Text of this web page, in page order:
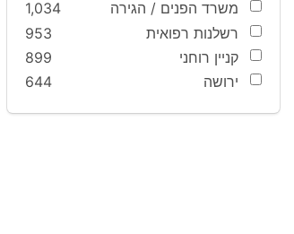
משרד הפנים / הגירה
1,034
רשלנות רפואית
953
קניין רוחני
899
ירושה
644